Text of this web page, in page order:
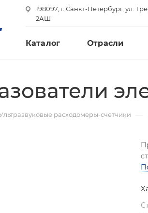
198097, г. Санкт-Петербург, ул.
2АШ
Каталог Отрасли
расходомеры-счетчики —